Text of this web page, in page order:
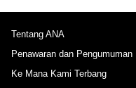
Tentang ANA
Penawaran dan Pengumuman
Ke Mana Kami Terbang